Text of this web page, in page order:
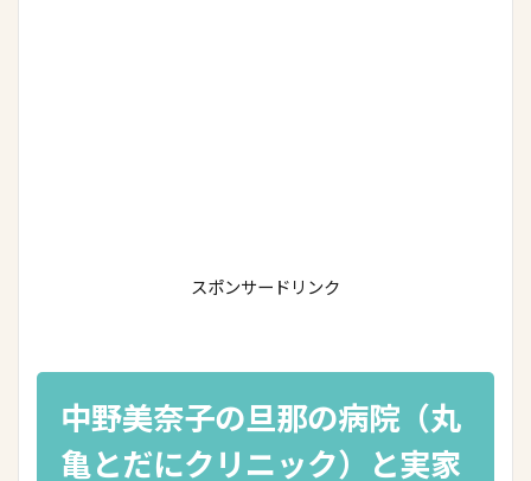
スポンサードリンク
中野美奈子の旦那の病院（丸
亀とだにクリニック）と実家